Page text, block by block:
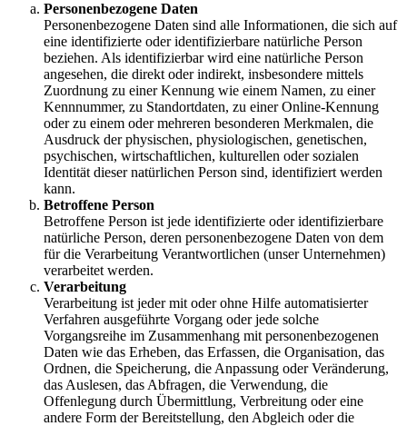
Personenbezogene Daten
Personenbezogene Daten sind alle Informationen, die sich auf
eine identifizierte oder identifizierbare natürliche Person
beziehen. Als identifizierbar wird eine natürliche Person
angesehen, die direkt oder indirekt, insbesondere mittels
Zuordnung zu einer Kennung wie einem Namen, zu einer
Kennnummer, zu Standortdaten, zu einer Online-Kennung
oder zu einem oder mehreren besonderen Merkmalen, die
Ausdruck der physischen, physiologischen, genetischen,
psychischen, wirtschaftlichen, kulturellen oder sozialen
Identität dieser natürlichen Person sind, identifiziert werden
kann.
Betroffene Person
Betroffene Person ist jede identifizierte oder identifizierbare
natürliche Person, deren personenbezogene Daten von dem
für die Verarbeitung Verantwortlichen (unser Unternehmen)
verarbeitet werden.
Verarbeitung
Verarbeitung ist jeder mit oder ohne Hilfe automatisierter
Verfahren ausgeführte Vorgang oder jede solche
Vorgangsreihe im Zusammenhang mit personenbezogenen
Daten wie das Erheben, das Erfassen, die Organisation, das
Ordnen, die Speicherung, die Anpassung oder Veränderung,
das Auslesen, das Abfragen, die Verwendung, die
Offenlegung durch Übermittlung, Verbreitung oder eine
andere Form der Bereitstellung, den Abgleich oder die